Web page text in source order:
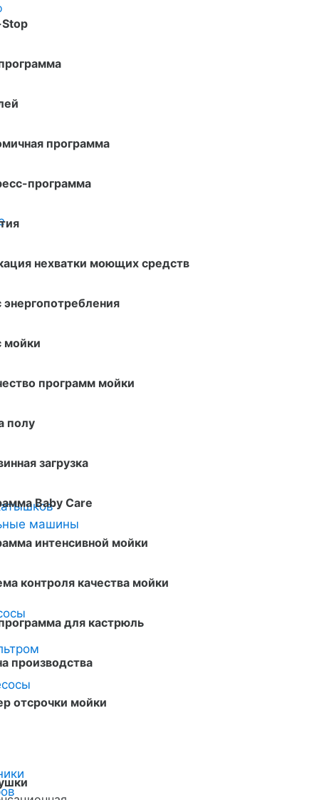
машины
программа
программа
нехватки моющих средств
энергопотребления
мойки
программ мойки
полу
загрузка
Baby Care
интенсивной мойки
контроля качества мойки
для кастрюль
производства
отсрочки мойки